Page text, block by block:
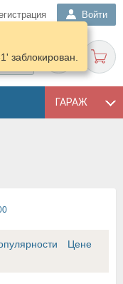
Войти
ГАРАЖ
заблокирован.
Цене